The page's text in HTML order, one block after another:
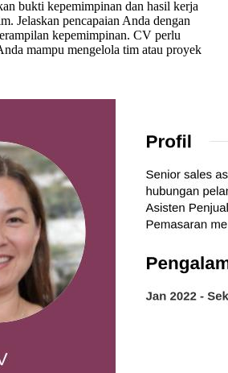
bukti kepemimpinan dan hasil kerja
Jelaskan pencapaian Anda dengan
kepemimpinan. CV perlu
mampu mengelola tim atau proyek